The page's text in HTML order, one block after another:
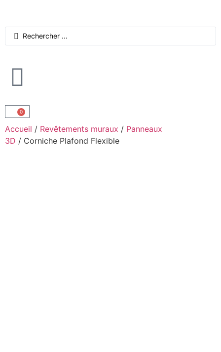
0
Accueil / Revêtements muraux / Panneaux
3D / Corniche Plafond Flexible